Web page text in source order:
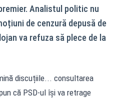
Analistul politic nu
de cenzură depusă de
va refuza să plece de la
discuțiile... consultarea
că PSD-ul își va retrage